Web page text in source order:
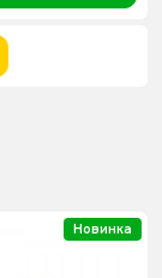
Новинка